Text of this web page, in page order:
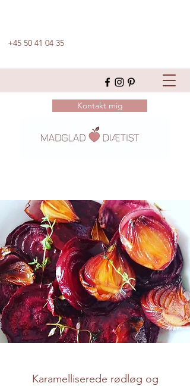
+45 50 41 04 35
Kontakt mig
Karamelliserede rødløg og